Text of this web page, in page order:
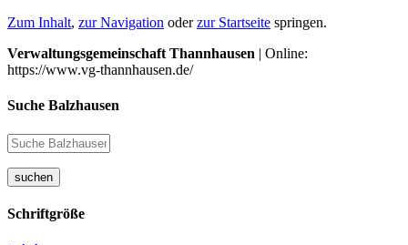
Zum Inhalt, zur Navigation oderzur Startseite springen.
Verwaltungsgemeinschaft Thannhausen | Online:
https://www.vg-thannhausen.de/
Suche Balzhausen
suchen
Schriftgröße